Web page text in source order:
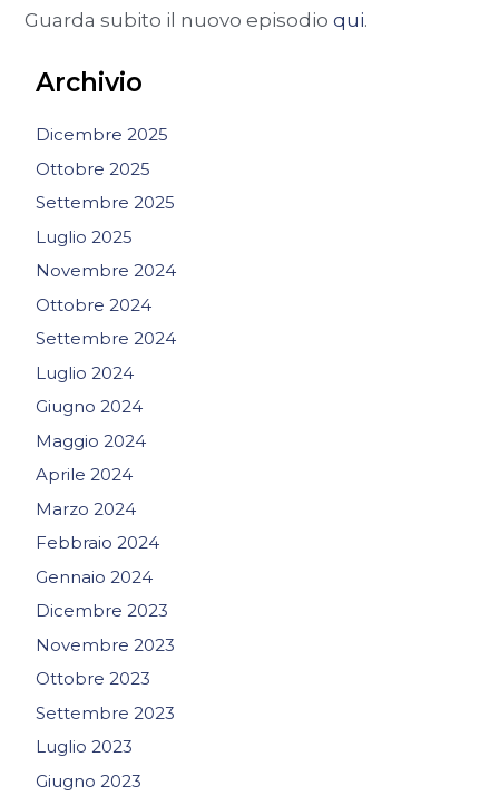
Guarda subito il nuovo episodioqui.
Archivio
Dicembre 2025
Ottobre 2025
Settembre 2025
Luglio 2025
Novembre 2024
Ottobre 2024
Settembre 2024
Luglio 2024
Giugno 2024
Maggio 2024
Aprile 2024
Marzo 2024
Febbraio 2024
Gennaio 2024
Dicembre 2023
Novembre 2023
Ottobre 2023
Settembre 2023
Luglio 2023
Giugno 2023